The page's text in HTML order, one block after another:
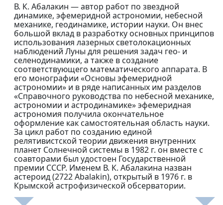
В. К. Абалакин — автор работ по звездной
динамике, эфемеридной астрономии, небесной
механике, геодинамике, истории науки. Он внес
большой вклад в разработку основных принципов
использования лазерных светолокационных
наблюдений Луны для решения задач гео- и
селенодинамики, а также в создание
соответствующего математического аппарата. В
его монографии «Основы эфемеридной
астрономии» и в ряде написанных им разделов
«Справочного руководства по небесной механике,
астрономии и астродинамике» эфемеридная
астрономия получила окончательное
оформление как самостоятельная область науки.
За цикл работ по созданию единой
релятивистской теории движения внутренних
планет Солнечной системы в 1982 г. он вместе с
соавторами был удостоен Государственной
премии СССР. Именем В. К. Абалакина назван
астероид (2722 Abalakin), открытый в 1976 г. в
Крымской астрофизической обсерватории.